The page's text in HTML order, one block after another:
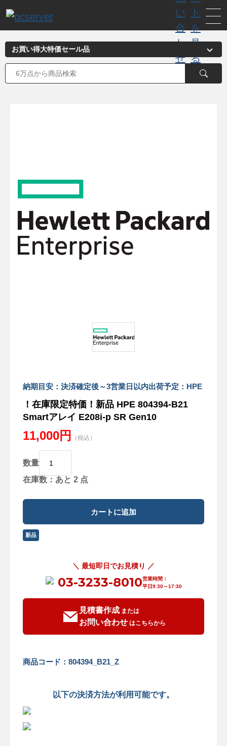
納期目安：決済確定後～3営業日以内出荷予定：HPE
！在庫限定特価！新品 HPE 804394-B21
Smartアレイ E208i-p SR Gen10
11,000円 （税込）
数量
在庫数：あと 2 点
新品
＼ 最短即日でお見積り ／
03-3233-8010営業時間：
平日9:30～17:30
見積書作成または
お問い合わせはこちらから
商品コード：804394_B21_Z
以下の決済方法が利用可能です。